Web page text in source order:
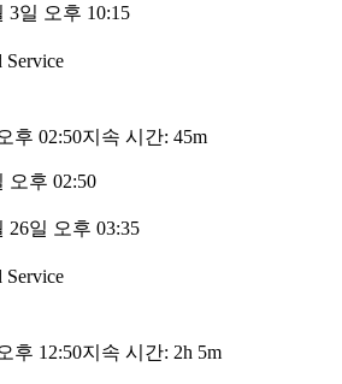
3일 오후 10:15
Service
후 02:50지속 시간: 45m
오후 02:50
26일 오후 03:35
Service
후 12:50지속 시간: 2h 5m